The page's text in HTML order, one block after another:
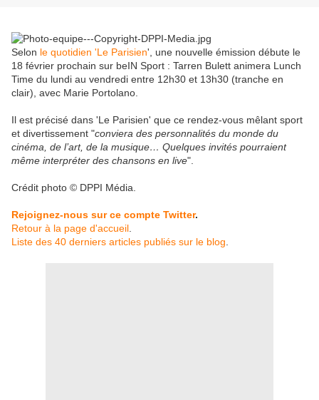
Selon le quotidien 'Le Parisien', une nouvelle émission débute le
18 février prochain sur beIN Sport : Tarren Bulett animera Lunch
Time du lundi au vendredi entre 12h30 et 13h30 (tranche en
clair), avec Marie Portolano.
Il est précisé dans 'Le Parisien' que ce rendez-vous mêlant sport
et divertissement "conviera des personnalités du monde du
cinéma, de l’art, de la musique… Quelques invités pourraient
même interpréter des chansons en live".
Crédit photo © DPPI Média.
Rejoignez-nous sur ce compte Twitter.
Retour à la page d'accueil
Liste des 40 derniers articles publiés sur le blog